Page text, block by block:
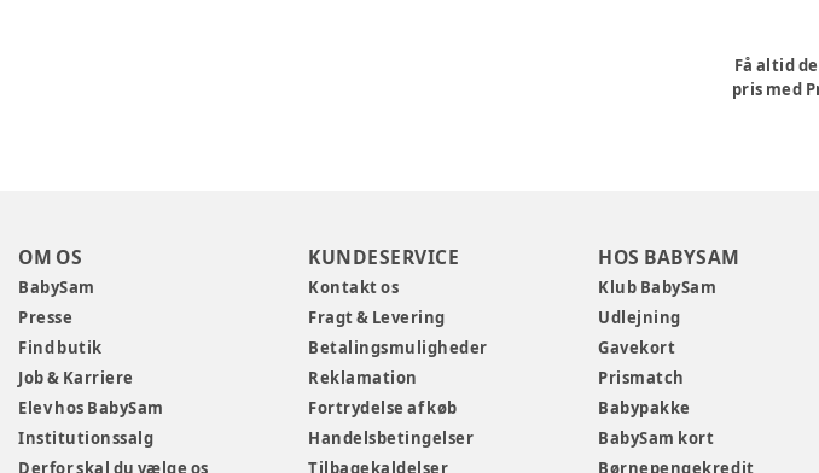
Få altid
pris med
OM OS
BabySam
Presse
Find butik
Job & Karriere
Elev hos BabySam
Institutionssalg
Derfor skal du vælge os
KUNDESERVICE
Kontakt os
Fragt & Levering
Betalingsmuligheder
Reklamation
Fortrydelse af køb
Handelsbetingelser
Tilbagekaldelser
HOS BABYSAM
Klub BabySam
Udlejning
Gavekort
Prismatch
Babypakke
BabySam kort
Børnepengekredit